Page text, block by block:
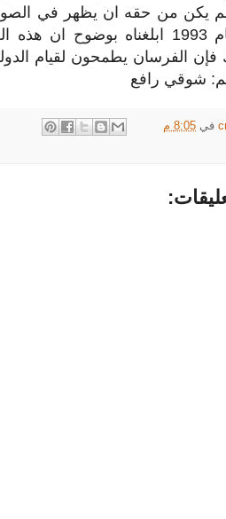
يكن من حقه ان يظهر في
الامم المتحدة عام 1993
فإن الفرسان يطمحون لقيام
شوقي رافع
في 8:05 م